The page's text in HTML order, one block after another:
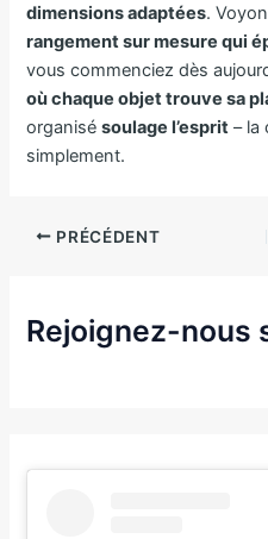
dimensions adaptées.
rangement sur mesure qui
vous commenciez dès
où chaque objet trouve sa
organisésoulage l’esprit – la
simplement.
PRÉCÉDENT
Rejoignez-nous